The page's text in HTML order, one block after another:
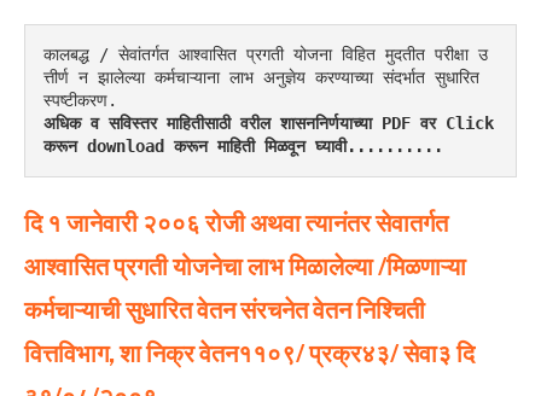
कालबद्ध / सेवांतर्गत आश्वासित प्रगती योजना विहित मुदतीत परीक्षा उ
त्तीर्ण न झालेल्या कर्मचाऱ्याना लाभ अनुज्ञेय करण्याच्या संदर्भात सुधारित
स्पष्टीकरण.
अधिक व सविस्तर माहितीसाठी वरील शासननिर्णयाच्या PDF वर Click
करून download करून माहिती मिळवून घ्यावी..........
दि १ जानेवारी २००६ रोजी अथवा त्यानंतर सेवातर्गत
आश्वासित प्रगती योजनेचा लाभ मिळालेल्या /मिळणाऱ्या
कर्मचाऱ्याची सुधारित वेतन संरचनेत वेतन निश्चिती
वित्तविभाग, शा निक्र वेतन११०९/ प्रक्र४३/ सेवा३ दि